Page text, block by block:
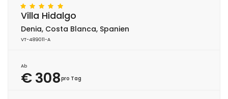
Villa Hidalgo
Denia, Costa Blanca, Spanien
VT-489011-A
Ab
€ 308pro Tag